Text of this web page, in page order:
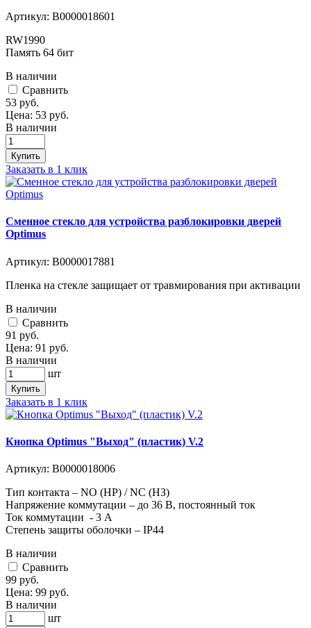
Артикул: В0000018601
RW1990
Память 64 бит
В наличии
Cравнить
53 руб.
Цена: 53 руб.
В наличии
Купить
Заказать в 1 клик
Сменное стекло для устройства разблокировки дверей
Optimus
Артикул: В0000017881
Пленка на стекле защищает от травмирования при активации
В наличии
Cравнить
91 руб.
Цена: 91 руб.
В наличии
шт
Купить
Заказать в 1 клик
Кнопка Optimus "Выход" (пластик) V.2
Артикул: В0000018006
Тип контакта – NO (НР) / NC (НЗ)
Напряжение коммутации – до 36 В, постоянный ток
Ток коммутации - 3 А
Степень защиты оболочки – IP44
В наличии
Cравнить
99 руб.
Цена: 99 руб.
В наличии
шт